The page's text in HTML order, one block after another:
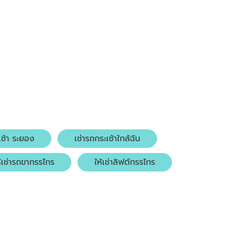
ช้า ระยอง
เช่ารถกระเช้าใกล้ฉัน
ช่ารถขากรรไกร ให้เช่าลิฟต์กรรไกร